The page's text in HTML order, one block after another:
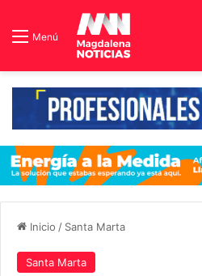
Menú
Inicio / Santa Marta
Santa Marta